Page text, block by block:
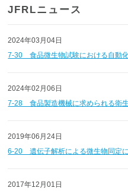
JFRLニュース
2024年03月04日
7-30 食品微生物試験における自動
2024年02月06日
7-28 食品製造機械に求められる衛
2019年06月24日
6-20 遺伝子解析による微生物同定
2017年12月01日